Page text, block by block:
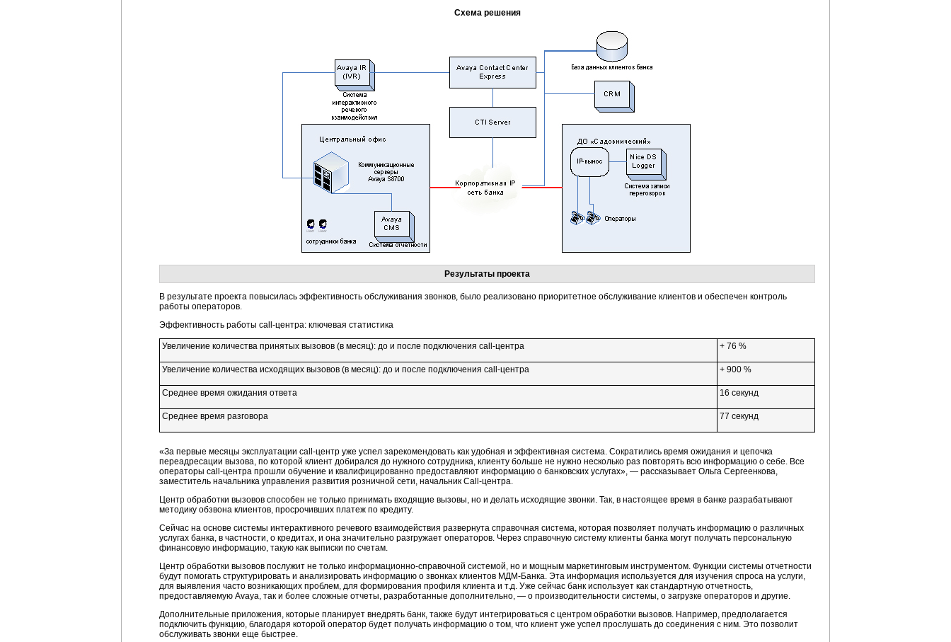
Схема решения
Результаты проекта
В результате проекта повысилась эффективность обслуживания звонков, было реализовано приоритетное обслуживание клиентов и обеспечен контроль
работы операторов.
Эффективность работы call-центра: ключевая статистика
Увеличение количества принятых вызовов (в месяц): до и после подключения call-центра + 76 %
Увеличение количества исходящих вызовов (в месяц): до и после подключения call-центра + 900 %
Среднее время ожидания ответа 16 секунд
Среднее время разговора 77 секунд
«За первые месяцы эксплуатации call-центр уже успел зарекомендовать как удобная и эффективная система. Сократились время ожидания и цепочка
переадресации вызова, по которой клиент добирался до нужного сотрудника, клиенту больше не нужно несколько раз повторять всю информацию о себе. Все
операторы call-центра прошли обучение и квалифицированно предоставляют информацию о банковских услугах», — рассказывает Ольга Сергеенкова,
заместитель начальника управления развития розничной сети, начальник Call-центра.
Центр обработки вызовов способен не только принимать входящие вызовы, но и делать исходящие звонки. Так, в настоящее время в банке разрабатывают
методику обзвона клиентов, просрочивших платеж по кредиту.
Сейчас на основе системы интерактивного речевого взаимодействия развернута справочная система, которая позволяет получать информацию о различных
услугах банка, в частности, о кредитах, и она значительно разгружает операторов. Через справочную систему клиенты банка могут получать персональную
финансовую информацию, такую как выписки по счетам.
Центр обработки вызовов послужит не только информационно-справочной системой, но и мощным маркетинговым инструментом. Функции системы отчетности
будут помогать структурировать и анализировать информацию о звонках клиентов МДМ-Банка. Эта информация используется для изучения спроса на услуги,
для выявления часто возникающих проблем, для формирования профиля клиента и т.д. Уже сейчас банк использует как стандартную отчетность,
предоставляемую Avaya, так и более сложные отчеты, разработанные дополнительно, — о производительности системы, о загрузке операторов и другие.
Дополнительные приложения, которые планирует внедрять банк, также будут интегрироваться с центром обработки вызовов. Например, предполагается
подключить функцию, благодаря которой оператор будет получать информацию о том, что клиент уже успел прослушать до соединения с ним. Это позволит
обслуживать звонки еще быстрее.